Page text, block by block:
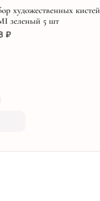
художественных кистей
зеленый 5 шт
₽